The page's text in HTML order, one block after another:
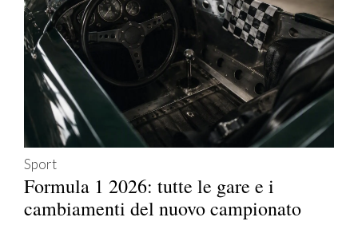
Sport
Formula 1 2026: tutte le gare e i
cambiamenti del nuovo campionato